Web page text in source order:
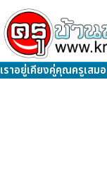
เราอยู่เคียงคู่คุณครูเสมอ